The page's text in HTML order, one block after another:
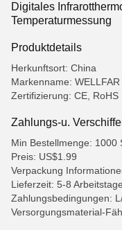
Digitales
Temperaturmessung
Produktdetails
Herkunftsort: China
Markenname: WELLFAR
Zertifizierung: CE, RoHS
Zahlungs-u.
Min Bestellmenge: 1000
Preis: US$1.99
Verpackung
Lieferzeit: 5-8 Arbeitstage
Zahlungsbedingungen:
Versorgungsmaterial-